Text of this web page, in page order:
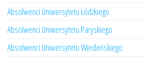
Absolwenci Uniwersytetu Łódzkiego
Absolwenci Uniwersytetu Paryskiego
Absolwenci Uniwersytetu Wiedeńskiego